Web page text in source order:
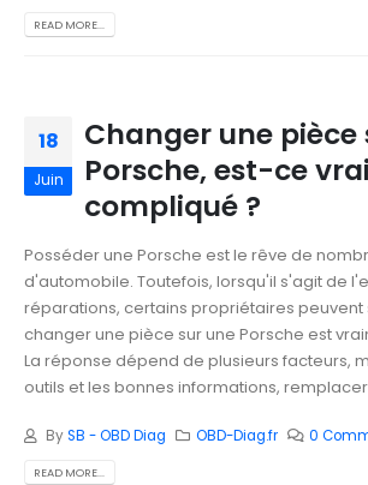
READ MORE...
18
Juin
Changer une pièce
Porsche, est-ce
compliqué ?
Posséder une Porsche est le rêve de
d'automobile. Toutefois, lorsqu'il s'agit de
réparations, certains propriétaires peuvent
changer une pièce sur une Porsche est
La réponse dépend de plusieurs facteurs,
outils et les bonnes informations, remplacer
BySB - OBD Diag OBD-Diag.fr 0
READ MORE...